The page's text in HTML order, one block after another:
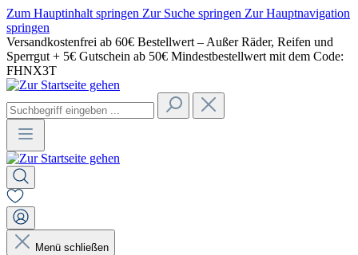
Zum Hauptinhalt springen Zur Suche springen Zur Hauptnavigation
springen
Versandkostenfrei ab 60€ Bestellwert – Außer Räder, Reifen und
Sperrgut + 5€ Gutschein ab 50€ Mindestbestellwert mit dem Code:
FHNX3T
Menü schließen